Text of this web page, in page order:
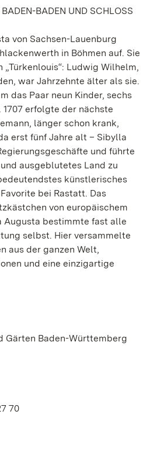
BADEN UND SCHLOSS
von Sachsen-Lauenburg
in Böhmen auf. Sie
Ludwig Wilhelm,
war Jahrzehnte älter als sie.
das Paar neun Kinder, sechs
erfolgte der nächste
länger schon krank,
erst fünf Jahre alt – Sibylla
und führte
ausgeblutetes Land zu
künstlerisches
bei Rastatt. Das
von europäischem
Augusta bestimmte fast alle
selbst. Hier versammelte
aus der ganzen Welt,
und eine einzigartige
Gärten Baden-Württemberg
70